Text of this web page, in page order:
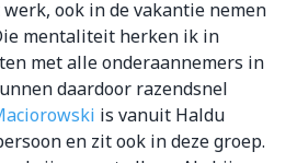
ook in de vakantie nemen
mentaliteit herken ik in
met alle onderaannemers in
daardoor razendsnel
is vanuit Haldu
en zit ook in deze groep.